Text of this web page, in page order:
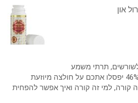
און
לשורשים, תרתי משמע
קורה, למי זה קורה ואיך אפשר להפחית